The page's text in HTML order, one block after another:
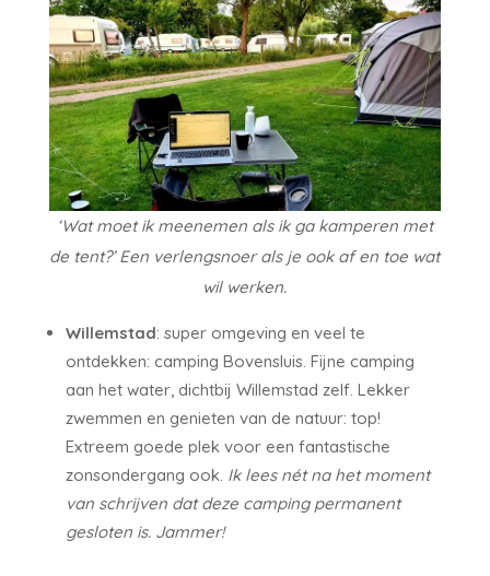
‘Wat moet ik meenemen als ik ga kamperen met
de tent?’ Een verlengsnoer als je ook af en toe wat
wil werken.
Willemstad: super omgeving en veel te
ontdekken: camping Bovensluis. Fijne camping
aan het water, dichtbij Willemstad zelf. Lekker
zwemmen en genieten van de natuur: top!
Extreem goede plek voor een fantastische
zonsondergang ook. Ik lees nét na het moment
van schrijven dat deze camping permanent
gesloten is. Jammer!